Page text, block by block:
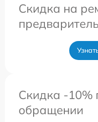
Скидка на
Скидка -10%
обращении